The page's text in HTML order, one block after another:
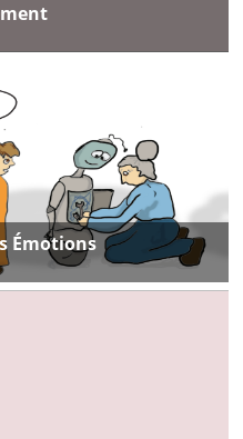
Émotions